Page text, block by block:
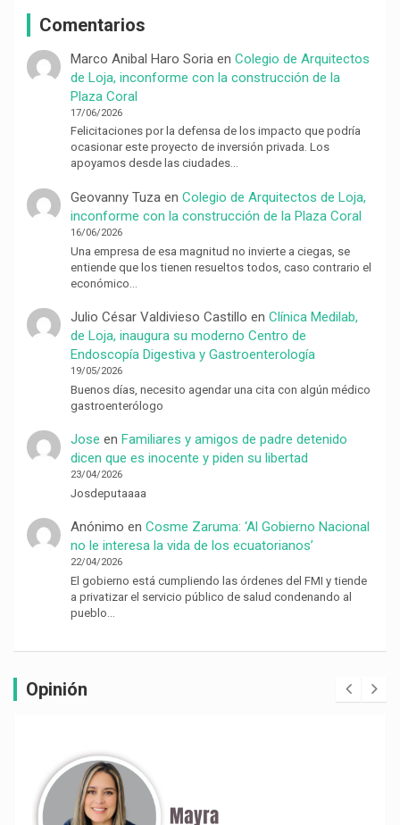
Comentarios
Marco Anibal Haro Soriaen Colegio de Arquitectos
de Loja, inconforme con la construcción de la
Plaza Coral
17/06/2026
Felicitaciones por la defensa de los impacto que podría
ocasionar este proyecto de inversión privada. Los
apoyamos desde las ciudades…
Geovanny Tuzaen Colegio de Arquitectos de Loja,
inconforme con la construcción de la Plaza Coral
16/06/2026
Una empresa de esa magnitud no invierte a ciegas, se
entiende que los tienen resueltos todos, caso contrario el
económico…
Julio César Valdivieso Castillo en Clínica Medilab,
de Loja, inaugura su moderno Centro de
Endoscopía Digestiva y Gastroenterología
19/05/2026
Buenos días, necesito agendar una cita con algún médico
gastroenterólogo
Jose en Familiares y amigos de padre detenido
dicen que es inocente y piden su libertad
23/04/2026
Josdeputaaaa
Anónimo en Cosme Zaruma: ‘Al Gobierno Nacional
no le interesa la vida de los ecuatorianos’
22/04/2026
El gobierno está cumpliendo las órdenes del FMI y tiende
a privatizar el servicio público de salud condenando al
pueblo…
Opinión